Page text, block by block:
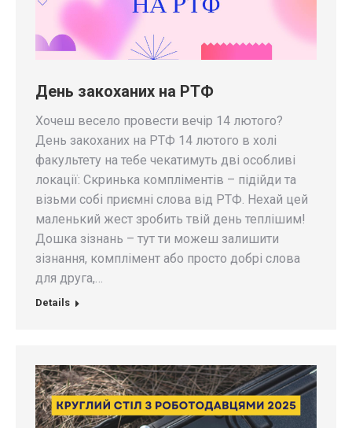
День закоханих на РТФ
Хочеш весело провести вечір 14 лютого?
День закоханих на РТФ 14 лютого в холі
факультету на тебе чекатимуть дві особливі
локації: Скринька компліментів – підійди та
візьми собі приємні слова від РТФ. Нехай цей
маленький жест зробить твій день теплішим!
Дошка зізнань – тут ти можеш залишити
зізнання, комплімент або просто добрі слова
для друга,…
Details